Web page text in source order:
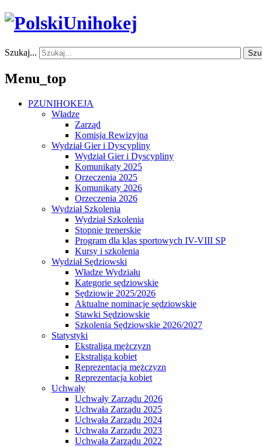
Szukaj...
Menu_top
PZUNIHOKEJA
Władze
Zarząd
Komisja Rewizyjna
Wydział Gier i Dyscypliny
Wydział Gier i Dyscypliny
Komunikaty 2025
Orzeczenia 2025
Komunikaty 2026
Orzeczenia 2026
Wydział Szkolenia
Wydział Szkolenia
Stopnie trenerskie
Program dla klas sportowych IV-VIII SP
Kursy i szkolenia
Wydział Sędziowski
Władze Wydziału
Kategorie sędziowskie
Sędziowie 2025/2026
Aktualne nominacje sędziowskie
Stawki Sędziowskie
Szkolenia Sędziowskie 2026/2027
Statystyki
Ekstraliga mężczyzn
Ekstraliga kobiet
Reprezentacja mężczyzn
Reprezentacja kobiet
Uchwały
Uchwały Zarządu 2026
Uchwała Zarządu 2025
Uchwała Zarządu 2024
Uchwała Zarządu 2023
Uchwała Zarządu 2022